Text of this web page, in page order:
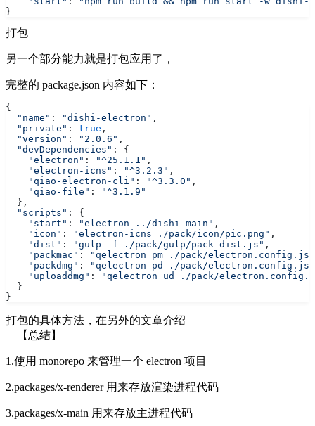
}
打包
另一个部分能力就是打包应用了，
完整的 package.json 内容如下：
{
  "name"
: "dishi-electron" ,
  "private"
: true ,
  "version"
: "2.0.6" ,
  "devDependencies"
: {
    "electron"
: "^25.1.1" ,
    "electron-icns"
: "^3.2.3" ,
    "qiao-electron-cli"
: "^3.3.0" ,
    "qiao-file"
:
"^3.1.9"
  },
  "scripts"
: {
    "start"
: "electron ../dishi-main" ,
    "icon"
: "electron-icns ./pack/icon/pic.png" ,
    "dist"
: "gulp -f ./pack/gulp/pack-dist.js" ,
    "packmac"
:
"qelectron pm ./pack/electron.config.js"
    "packdmg"
:
"qelectron pd ./pack/electron.config.js"
    "uploaddmg"
:
"qelectron ud ./pack/
  }
}
打包的具体方法，在另外的文章介绍
【总结】
1.使用 monorepo 来管理一个 electron 项目
2.packages/x-renderer 用来存放渲染进程代码
3.packages/x-main 用来存放主进程代码